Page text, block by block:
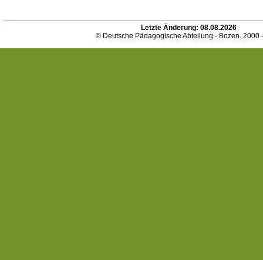
Letzte Änderung: 08.08.2026
© Deutsche Pädagogische Abteilung - Bozen. 2000